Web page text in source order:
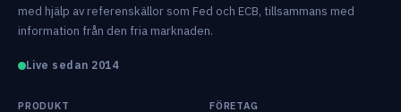
med hjälp av referenskällor som Fed och ECB, tillsammans med
information från den fria marknaden.
Live sedan 2014
PRODUKT FÖRETAG